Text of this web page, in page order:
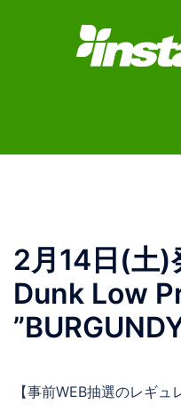
2月14日(土)
Dunk Low
【事前WEB抽選のレギュ